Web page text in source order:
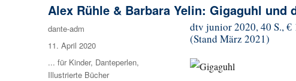
Alex Rühle & Barbara Yelin: Gigaguhl und
dtv junior 2020, 40 S., €
(Stand März 2021)
Autor
dante-adm
Veröffentlicht
am
11. April 2020
Kategorien
... für Kinder, Danteperlen,
Illustrierte Bücher